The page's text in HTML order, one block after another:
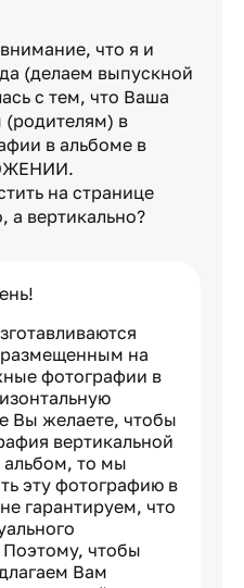
что я и
(делаем выпускной
с тем, что Ваша
(родителям) в
в альбоме в
на странице
а вертикально?
на
фотографии в
Вы желаете, чтобы
вертикальной
то мы
эту фотографию в
гарантируем, что
чтобы
Вам